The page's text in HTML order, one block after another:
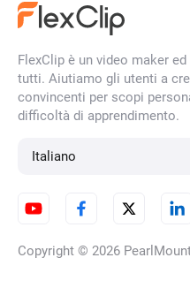
FlexClip è un video maker
tutti. Aiutiamo gli utenti a
convincenti per scopi
difficoltà di apprendimento.
Italiano
Copyright © 2026